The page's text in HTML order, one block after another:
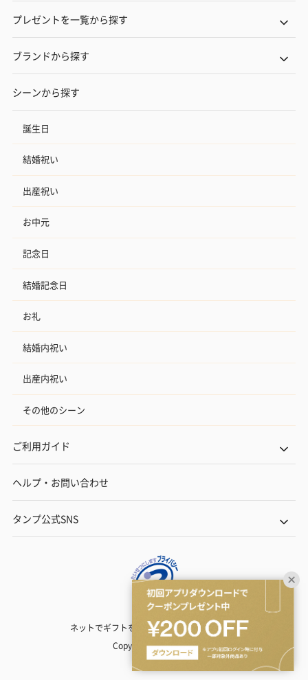
プレゼントを一覧から探す
ブランドから探す
シーンから探す
誕生日
結婚祝い
出産祝い
お中元
記念日
結婚記念日
お礼
結婚内祝い
出産内祝い
その他のシーン
ご利用ガイド
ヘルプ・お問い合わせ
タンプ公式SNS
ネットでギフトを贈るなら | TANP（タンプ）
Copyright© TANP Inc.